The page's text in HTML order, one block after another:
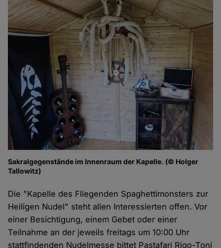
Sakralgegenstände im Innenraum der Kapelle. (© Holger
Tallowitz)
Die "Kapelle des Fliegenden Spaghettimonsters zur
Heiligen Nudel" steht allen Interessierten offen. Vor
einer Besichtigung, einem Gebet oder einer
Teilnahme an der jeweils freitags um 10:00 Uhr
stattfindenden Nudelmesse bittet Pastafari Rigo-Toni